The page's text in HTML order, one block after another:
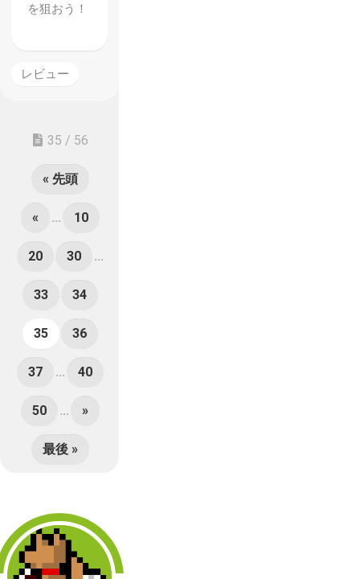
を狙おう！
レビュー
35 / 56
« 先頭
« ... 10
20 30 ...
33 34
35 36
37 ... 40
50 ... »
最後 »